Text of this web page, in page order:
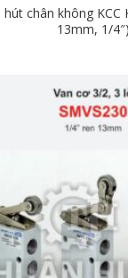
hút chân không KCC
13mm, 1/4″)